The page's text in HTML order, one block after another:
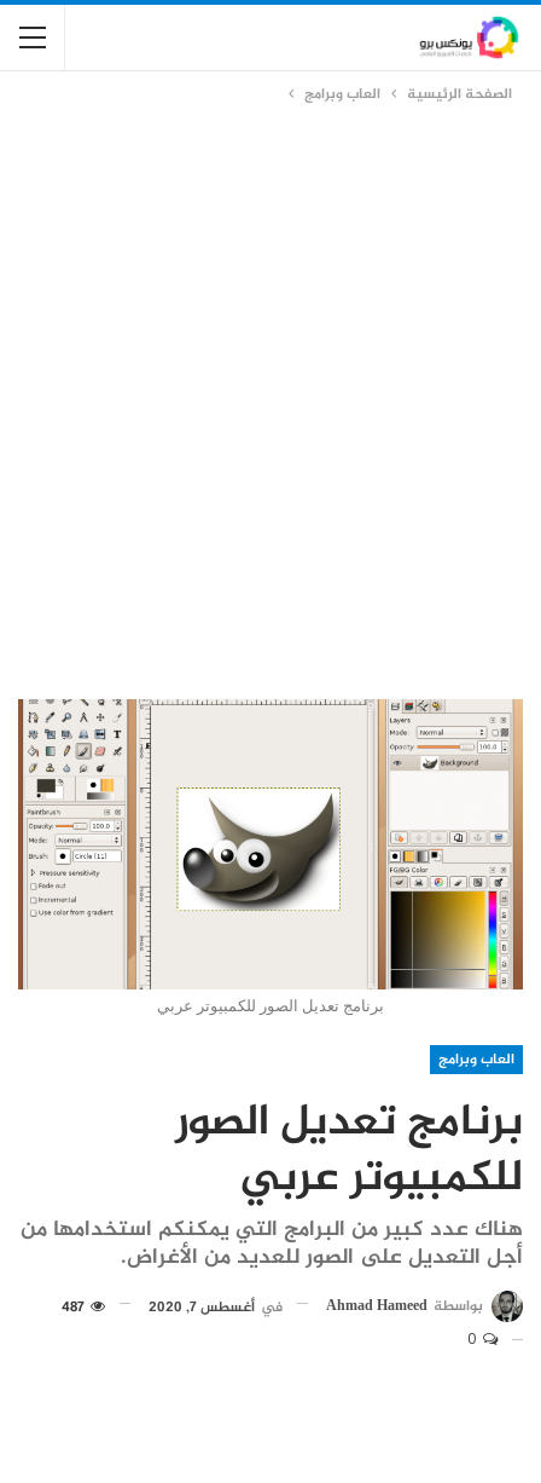
الصفحة الرئيسية العاب وبرامج
برنامج تعديل الصور للكمبيوتر عربي
العاب وبرامج
برنامج تعديل الصور
للكمبيوتر عربي
هناك عدد كبير من البرامج التي يمكنكم استخدامها من
أجل التعديل على الصور للعديد من الأغراض.
بواسطة Ahmad Hameed في أغسطس 7, 2020